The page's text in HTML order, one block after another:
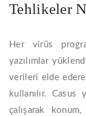
Tehlikeler
Her virüs
yazılımlar
verileri elde
kullanılır. Casus
çalışarak